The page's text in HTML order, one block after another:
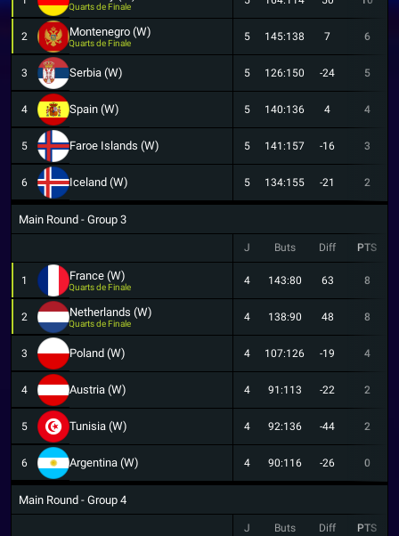
Quarts de Finale
2 Montenegro (W)
Quarts de Finale
5 145:138 7 6
3 Serbia (W) 5 126:150 -24 5
4 Spain (W) 5 140:136 4 4
5 Faroe Islands (W) 5 141:157 -16 3
6 Iceland (W) 5 134:155 -21 2
Main Round - Group 3
J Buts Diff PTS
1 France (W)
Quarts de Finale
4 143:80 63 8
2 Netherlands (W)
Quarts de Finale
4 138:90 48 8
3 Poland (W) 4 107:126 -19 4
4 Austria (W) 4 91:113 -22 2
5 Tunisia (W) 4 92:136 -44 2
6 Argentina (W) 4 90:116 -26 0
Main Round - Group 4
J Buts Diff PTS